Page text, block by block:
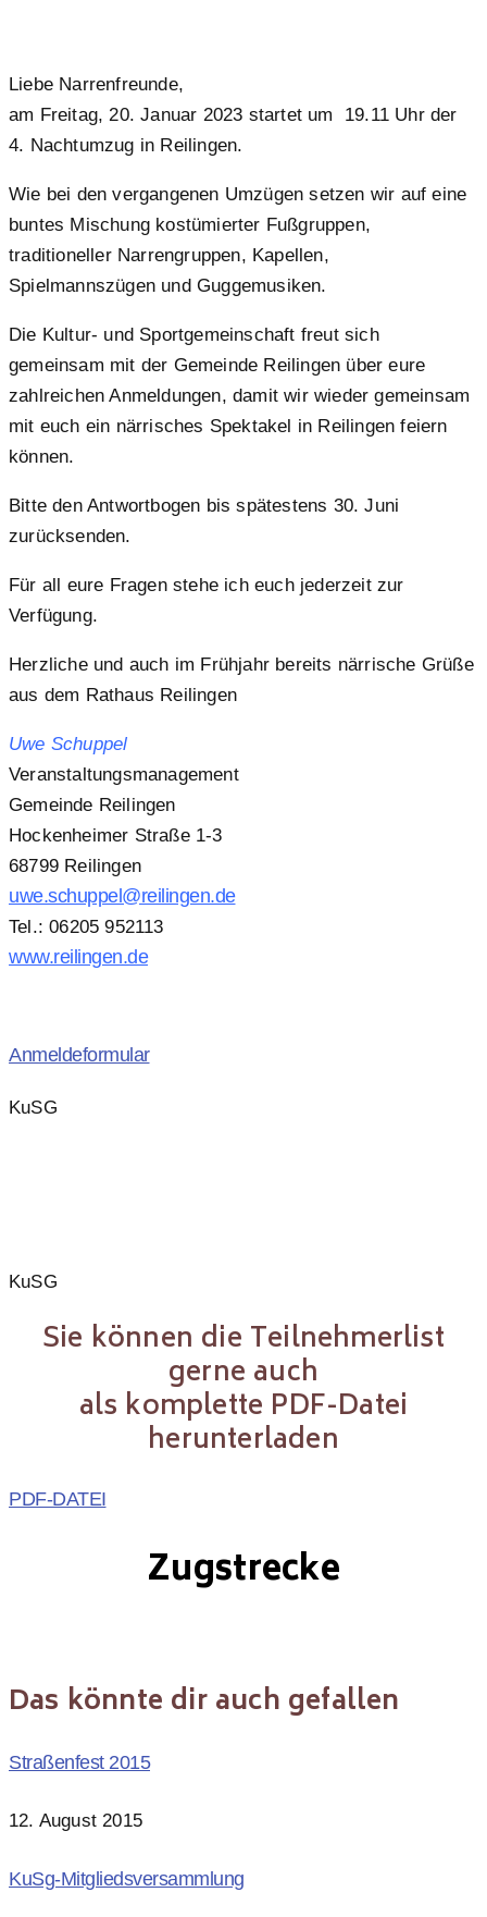
Liebe Narrenfreunde,
am Freitag, 20. Januar 2023 startet um 19.11 Uhr der
4. Nachtumzug in Reilingen.
Wie bei den vergangenen Umzügen setzen wir auf eine
buntes Mischung kostümierter Fußgruppen,
traditioneller Narrengruppen, Kapellen,
Spielmannszügen und Guggemusiken.
Die Kultur- und Sportgemeinschaft freut sich
gemeinsam mit der Gemeinde Reilingen über eure
zahlreichen Anmeldungen, damit wir wieder gemeinsam
mit euch ein närrisches Spektakel in Reilingen feiern
können.
Bitte den Antwortbogen bis spätestens 30. Juni
zurücksenden.
Für all eure Fragen stehe ich euch jederzeit zur
Verfügung.
Herzliche und auch im Frühjahr bereits närrische Grüße
aus dem Rathaus Reilingen
Uwe Schuppel
Veranstaltungsmanagement
Gemeinde Reilingen
Hockenheimer Straße 1-3
68799 Reilingen
uwe.schuppel@reilingen.de
Tel.: 06205 952113
www.reilingen.de
Anmeldeformular
KuSG
KuSG
Sie können die Teilnehmerlist
gerne auch
als komplette PDF-Datei
herunterladen
PDF-DATEI
Zugstrecke
Das könnte dir auch gefallen
Straßenfest 2015
12. August 2015
KuSg-Mitgliedsversammlung